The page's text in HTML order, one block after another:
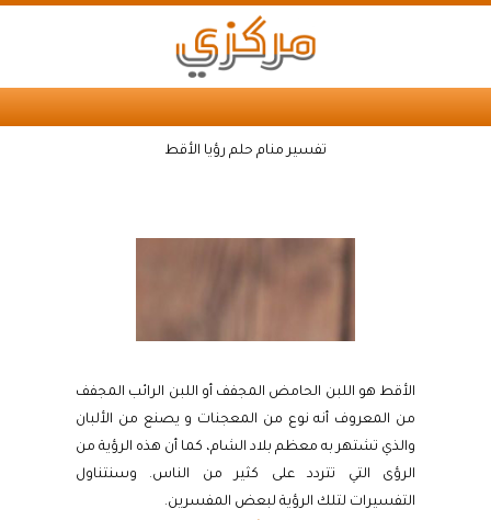
تفسير منام حلم رؤيا الأقط
الأقط هو اللبن الحامض المجفف أو اللبن الرائب المجفف
من المعروف أنه نوع من المعجنات و يصنع من الألبان
والذي تشتهر به معظم بلاد الشام، كما أن هذه الرؤية من
الرؤى التي تتردد على كثير من الناس. وسنتناول
التفسيرات لتلك الرؤية لبعض المفسرين.